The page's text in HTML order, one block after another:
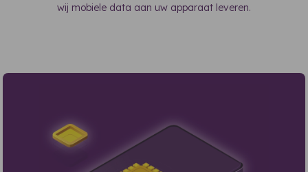
wij mobiele data aan uw apparaat leveren.